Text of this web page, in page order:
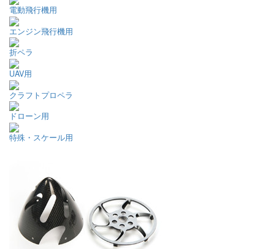
電動飛行機用
エンジン飛行機用
折ペラ
UAV用
クラフトプロペラ
ドローン用
特殊・スケール用